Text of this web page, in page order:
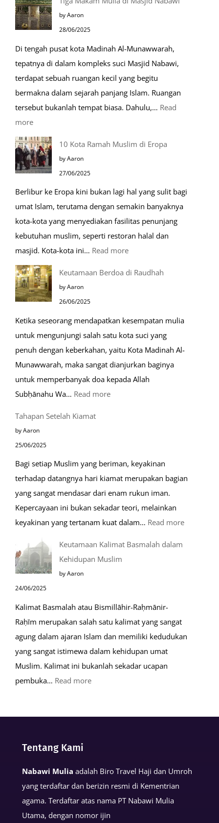
Sehari-
hari
by Aaron
28/06/2025
Di tengah pusat kota Madinah Al-Munawwarah,
tepatnya di dalam kompleks suci Masjid Nabawi,
terdapat sebuah ruangan kecil yang begitu
bermakna dalam sejarah panjang Islam. Ruangan
tersebut bukanlah tempat biasa. Dahulu,… Read
more:
Tiga
Makam
Mulia
Masjid
Nabawi
10 Kota Ramah Muslim di Eropa
by Aaron
27/06/2025
Berlibur ke Eropa kini bukan lagi hal yang sulit bagi
umat Islam, terutama dengan semakin banyaknya
kota-kota yang menyediakan fasilitas penunjang
kebutuhan muslim, seperti restoran halal dan
masjid. Kota-kota ini… Read more:
di
Eropa
Keutamaan Berdoa di Raudhah
by Aaron
26/06/2025
Ketika seseorang mendapatkan kesempatan mulia
untuk mengunjungi salah satu kota suci yang
penuh dengan keberkahan, yaitu Kota Madinah Al-
Munawwarah, maka sangat dianjurkan baginya
untuk memperbanyak doa kepada Allah
Subḥānahu Wa… Read more:
Tahapan Setelah Kiamat
by Aaron
25/06/2025
Bagi setiap Muslim yang beriman, keyakinan
terhadap datangnya hari kiamat merupakan bagian
yang sangat mendasar dari enam rukun iman.
Kepercayaan ini bukan sekadar teori, melainkan
keyakinan yang tertanam kuat dalam… Read more:
Keutamaan Kalimat Basmalah dalam
Kehidupan Muslim
by Aaron
24/06/2025
Kalimat Basmalah atau Bismillāhir-Raḥmānir-
Raḥīm merupakan salah satu kalimat yang sangat
agung dalam ajaran Islam dan memiliki kedudukan
yang sangat istimewa dalam kehidupan umat
Muslim. Kalimat ini bukanlah sekadar ucapan
pembuka… Read more:
Muslim
Tentang Kami
Nabawi Mulia adalah Biro Travel Haji dan Umroh
yang terdaftar dan berizin resmi di Kementrian
agama. Terdaftar atas nama PT Nabawi Mulia
Utama, dengan nomor ijin